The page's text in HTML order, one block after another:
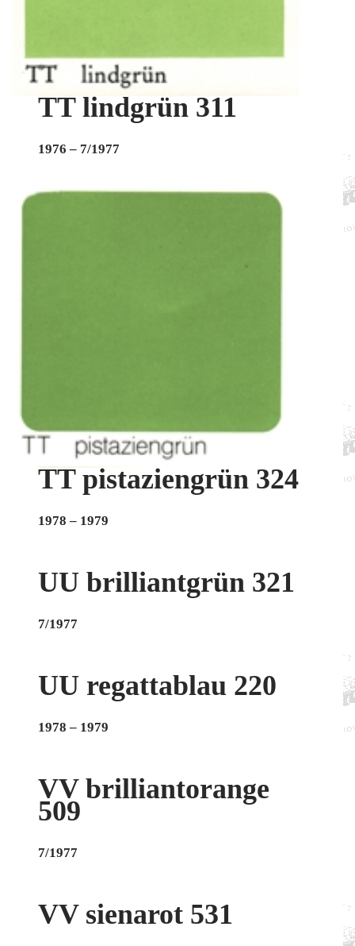
TT lindgrün 311
1976 – 7/1977
TT pistaziengrün 324
1978 – 1979
UU brilliantgrün 321
7/1977
UU regattablau 220
1978 – 1979
VV brilliantorange
509
7/1977
VV sienarot 531